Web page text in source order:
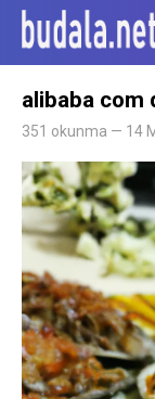
alibaba com
351 okunma — 14